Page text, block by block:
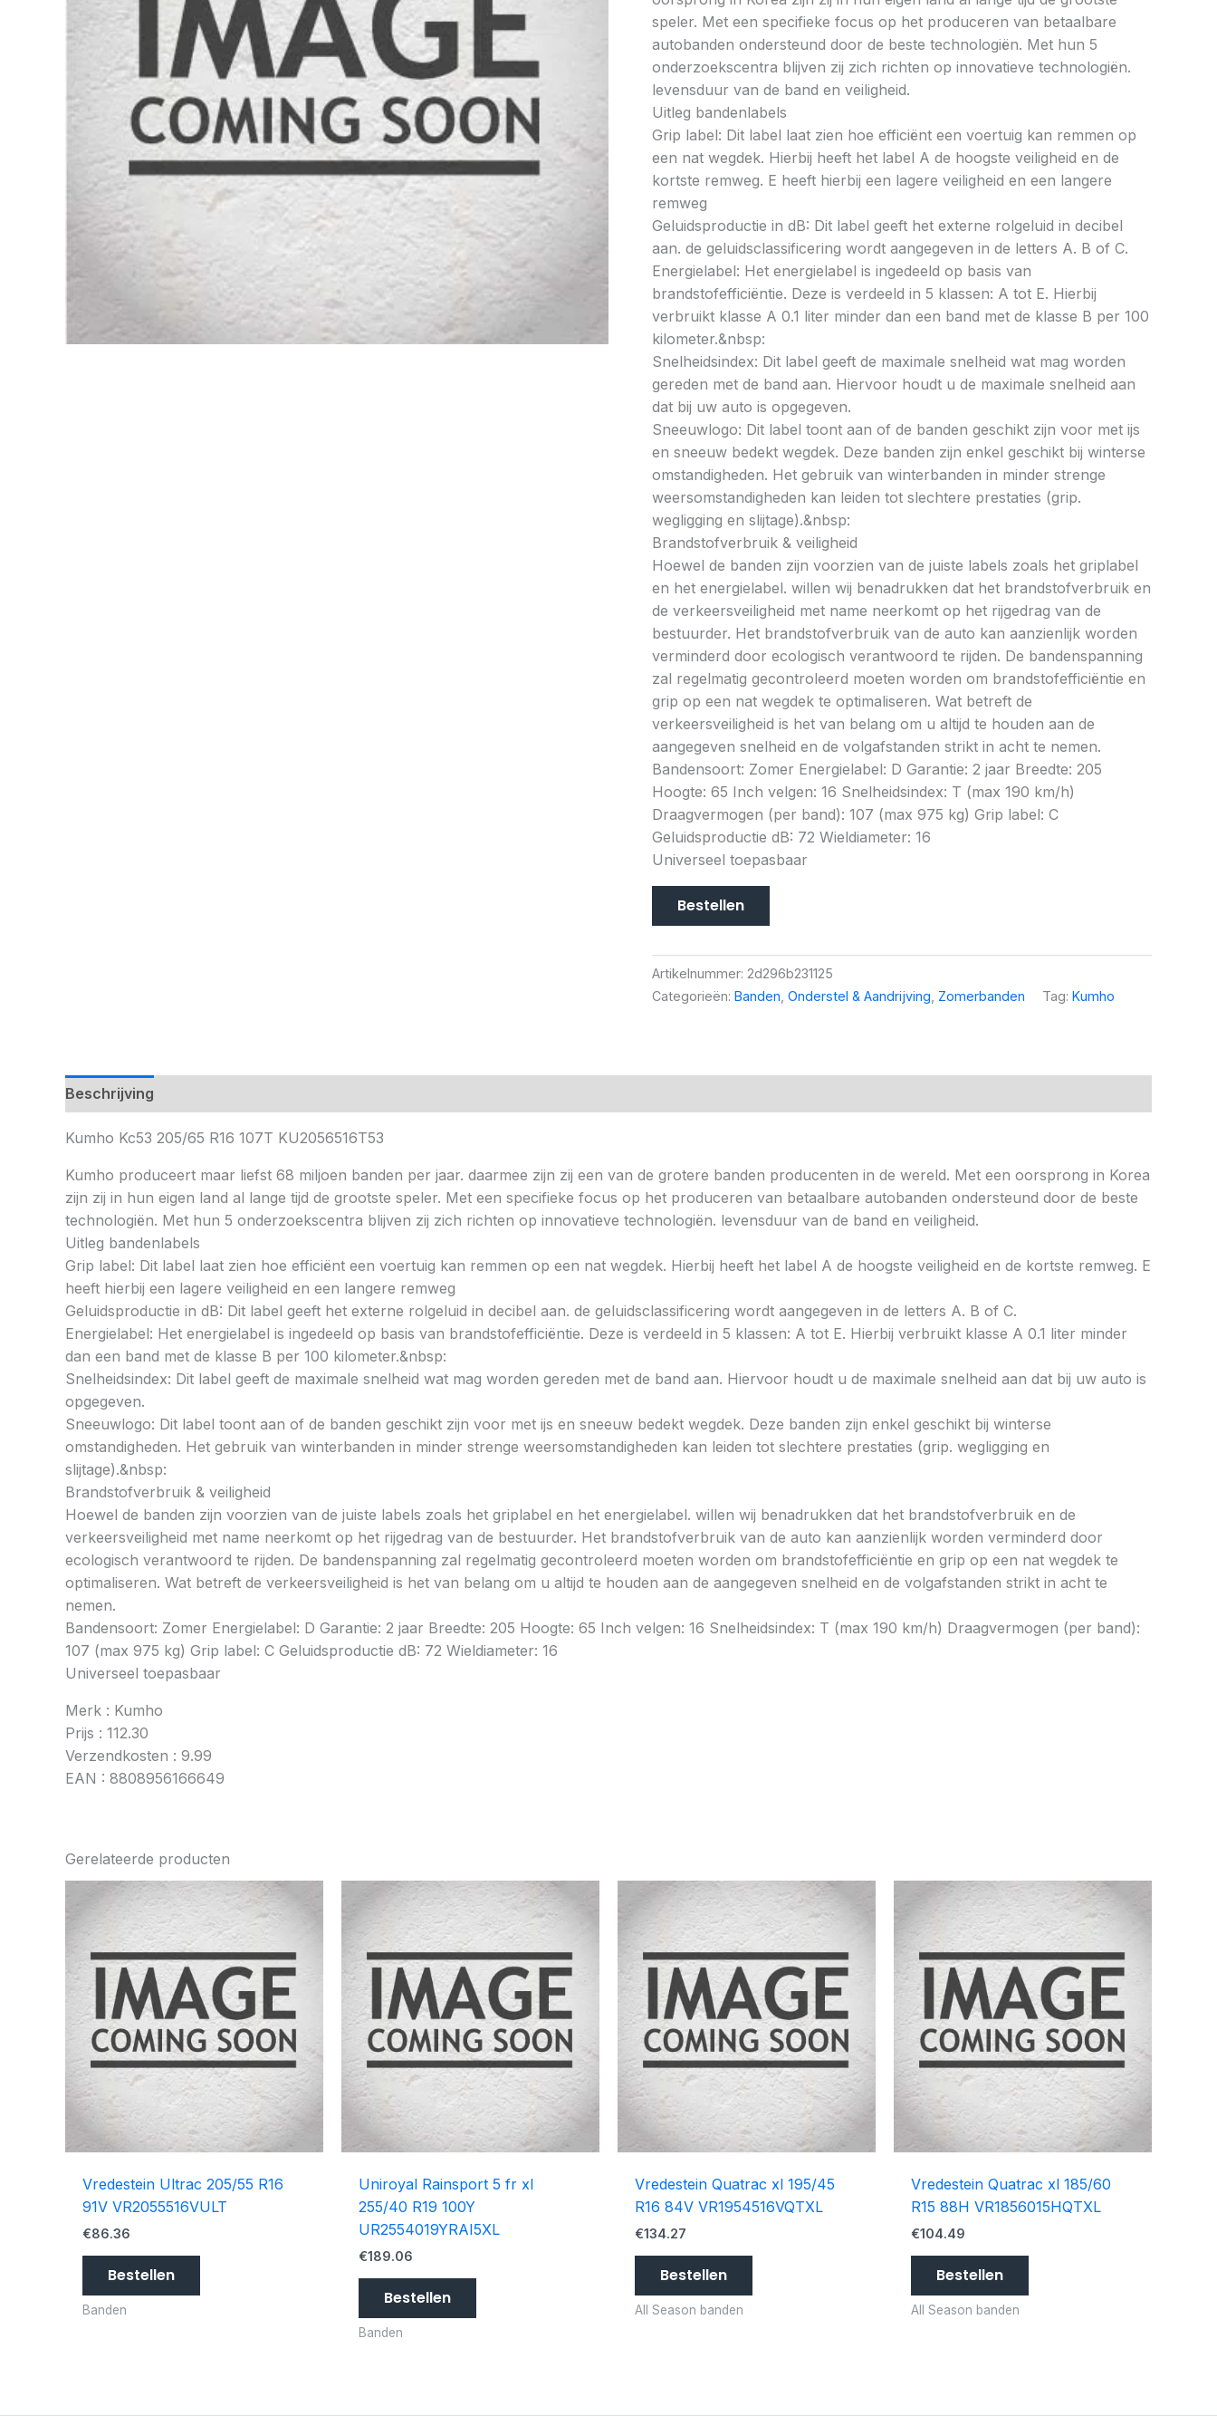
speler. Met een specifieke focus op het produceren van betaalbare
autobanden ondersteund door de beste technologiën. Met hun 5
onderzoekscentra blijven zij zich richten op innovatieve technologiën.
levensduur van de band en veiligheid.
Uitleg bandenlabels
Grip label: Dit label laat zien hoe efficiënt een voertuig kan remmen op
een nat wegdek. Hierbij heeft het label A de hoogste veiligheid en de
kortste remweg. E heeft hierbij een lagere veiligheid en een langere
remweg
Geluidsproductie in dB: Dit label geeft het externe rolgeluid in decibel
aan. de geluidsclassificering wordt aangegeven in de letters A. B of C.
Energielabel: Het energielabel is ingedeeld op basis van
brandstofefficiëntie. Deze is verdeeld in 5 klassen: A tot E. Hierbij
verbruikt klasse A 0.1 liter minder dan een band met de klasse B per 100
kilometer.&nbsp:
Snelheidsindex: Dit label geeft de maximale snelheid wat mag worden
gereden met de band aan. Hiervoor houdt u de maximale snelheid aan
dat bij uw auto is opgegeven.
Sneeuwlogo: Dit label toont aan of de banden geschikt zijn voor met ijs
en sneeuw bedekt wegdek. Deze banden zijn enkel geschikt bij winterse
omstandigheden. Het gebruik van winterbanden in minder strenge
weersomstandigheden kan leiden tot slechtere prestaties (grip.
wegligging en slijtage).&nbsp:
Brandstofverbruik & veiligheid
Hoewel de banden zijn voorzien van de juiste labels zoals het griplabel
en het energielabel. willen wij benadrukken dat het brandstofverbruik en
de verkeersveiligheid met name neerkomt op het rijgedrag van de
bestuurder. Het brandstofverbruik van de auto kan aanzienlijk worden
verminderd door ecologisch verantwoord te rijden. De bandenspanning
zal regelmatig gecontroleerd moeten worden om brandstofefficiëntie en
grip op een nat wegdek te optimaliseren. Wat betreft de
verkeersveiligheid is het van belang om u altijd te houden aan de
aangegeven snelheid en de volgafstanden strikt in acht te nemen.
Bandensoort: Zomer Energielabel: D Garantie: 2 jaar Breedte: 205
Hoogte: 65 Inch velgen: 16 Snelheidsindex: T (max 190 km/h)
Draagvermogen (per band): 107 (max 975 kg) Grip label: C
Geluidsproductie dB: 72 Wieldiameter: 16
Universeel toepasbaar
Bestellen
Artikelnummer: 2d296b231125
Categorieën: Banden Onderstel & Aandrijving Zomerbanden Tag: Kumho
Beschrijving
Kumho Kc53 205/65 R16 107T KU2056516T53
Kumho produceert maar liefst 68 miljoen banden per jaar. daarmee zijn zij een van de grotere banden producenten in de wereld. Met een oorsprong in Korea
zijn zij in hun eigen land al lange tijd de grootste speler. Met een specifieke focus op het produceren van betaalbare autobanden ondersteund door de beste
technologiën. Met hun 5 onderzoekscentra blijven zij zich richten op innovatieve technologiën. levensduur van de band en veiligheid.
Uitleg bandenlabels
Grip label: Dit label laat zien hoe efficiënt een voertuig kan remmen op een nat wegdek. Hierbij heeft het label A de hoogste veiligheid en de kortste remweg. E
heeft hierbij een lagere veiligheid en een langere remweg
Geluidsproductie in dB: Dit label geeft het externe rolgeluid in decibel aan. de geluidsclassificering wordt aangegeven in de letters A. B of C.
Energielabel: Het energielabel is ingedeeld op basis van brandstofefficiëntie. Deze is verdeeld in 5 klassen: A tot E. Hierbij verbruikt klasse A 0.1 liter minder
dan een band met de klasse B per 100 kilometer.&nbsp:
Snelheidsindex: Dit label geeft de maximale snelheid wat mag worden gereden met de band aan. Hiervoor houdt u de maximale snelheid aan dat bij uw auto is
opgegeven.
Sneeuwlogo: Dit label toont aan of de banden geschikt zijn voor met ijs en sneeuw bedekt wegdek. Deze banden zijn enkel geschikt bij winterse
omstandigheden. Het gebruik van winterbanden in minder strenge weersomstandigheden kan leiden tot slechtere prestaties (grip. wegligging en
slijtage).&nbsp:
Brandstofverbruik & veiligheid
Hoewel de banden zijn voorzien van de juiste labels zoals het griplabel en het energielabel. willen wij benadrukken dat het brandstofverbruik en de
verkeersveiligheid met name neerkomt op het rijgedrag van de bestuurder. Het brandstofverbruik van de auto kan aanzienlijk worden verminderd door
ecologisch verantwoord te rijden. De bandenspanning zal regelmatig gecontroleerd moeten worden om brandstofefficiëntie en grip op een nat wegdek te
optimaliseren. Wat betreft de verkeersveiligheid is het van belang om u altijd te houden aan de aangegeven snelheid en de volgafstanden strikt in acht te
nemen.
Bandensoort: Zomer Energielabel: D Garantie: 2 jaar Breedte: 205 Hoogte: 65 Inch velgen: 16 Snelheidsindex: T (max 190 km/h) Draagvermogen (per band):
107 (max 975 kg) Grip label: C Geluidsproductie dB: 72 Wieldiameter: 16
Universeel toepasbaar
Merk : Kumho
Prijs : 112.30
Verzendkosten : 9.99
EAN : 8808956166649
Gerelateerde producten
Vredestein Ultrac 205/55 R16
91V VR2055516VULT
€86.36
Bestellen
Banden
Uniroyal Rainsport 5 fr xl
255/40 R19 100Y
UR2554019YRAI5XL
€189.06
Bestellen
Banden
Vredestein Quatrac xl 195/45
R16 84V VR1954516VQTXL
€134.27
Bestellen
All Season banden
Vredestein Quatrac xl 185/60
R15 88H VR1856015HQTXL
€104.49
Bestellen
All Season banden